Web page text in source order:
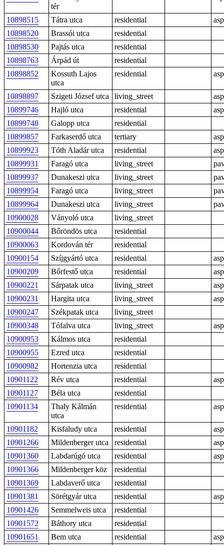
tér
10898515 Tátra utca residential
10898520
Brassói utca
residential
10898530
Pajtás utca
residential
10898763
Árpád út
residential
10898852
Kossuth Lajos
utca
residential
10898897 Szigeti József utca living_street
10899746
Hajló utca residential
10899748
Galopp utca
residential
10899857
Farkaserdő utca tertiary
10899923
Tóth Aladár utca residential
10899931
Faragó utca living_street
10899937
Dunakeszi utca living_street
10899954
Faragó utca living_street
10899964
Dunakeszi utca living_street
10900028
Ványoló utca
living_street
10900044
Bőröndös utca
residential
10900063
Kordován tér
residential
10900154
Szíjgyártó utca residential
10900209
Bőrfestő utca residential
10900221
Sárpatak utca living_street
10900231
Hargita utca living_street
10900247
Székpatak utca
living_street
10900348
Tófalva utca living_street
10900953
Kálmos utca
residential
10900955
Ezred utca
residential
10900982
Hortenzia utca
residential
10901122
Rév utca residential
10901127
Béla utca
residential
10901134
Thaly Kálmán
utca
residential
10901182 Kisfaludy utca residential
10901266
Mildenberger utca residential
10901360
Labdarúgó utca residential
10901366
Mildenberger köz
residential
10901369
Labdaverő utca
residential
10901381
Sörétgyár utca residential
10901426
Semmelweis utca
residential
10901572
Báthory utca
residential
10901651
Bem utca residential